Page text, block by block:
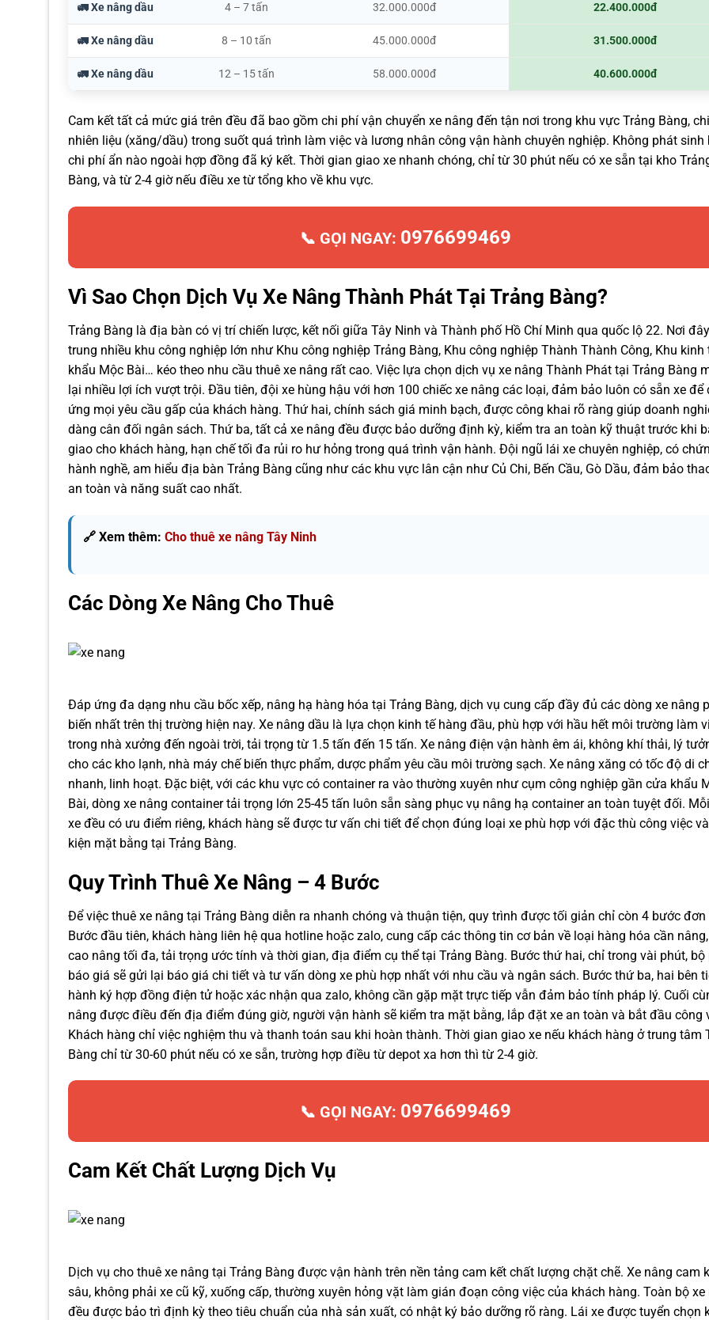
🚛 Xe nâng dầu 4 – 7 tấn 32.000.000đ 22.400.000đ
🚛 Xe nâng dầu 8 – 10 tấn 45.000.000đ 31.500.000đ
🚛 Xe nâng dầu 12 – 15 tấn 58.000.000đ 40.600.000đ
Cam kết tất cả mức giá trên đều đã bao gồm chi phí vận chuyển xe nâng đến tận nơi trong khu vực Trảng Bàng,
nhiên liệu (xăng/dầu) trong suốt quá trình làm việc và lương nhân công vận hành chuyên nghiệp. Không phát sinh
chi phí ẩn nào ngoài hợp đồng đã ký kết. Thời gian giao xe nhanh chóng, chỉ từ 30 phút nếu có xe sẵn tại kho
Bàng, và từ 2-4 giờ nếu điều xe từ tổng kho về khu vực.
📞 GỌI NGAY: 0976699469
Vì Sao Chọn Dịch Vụ Xe Nâng Thành Phát Tại Trảng Bàng?
Trảng Bàng là địa bàn có vị trí chiến lược, kết nối giữa Tây Ninh và Thành phố Hồ Chí Minh qua quốc lộ 22. Nơi
trung nhiều khu công nghiệp lớn như Khu công nghiệp Trảng Bàng, Khu công nghiệp Thành Thành Công, Khu kinh
khẩu Mộc Bài… kéo theo nhu cầu thuê xe nâng rất cao. Việc lựa chọn dịch vụ xe nâng Thành Phát tại Trảng Bàng
lại nhiều lợi ích vượt trội. Đầu tiên, đội xe hùng hậu với hơn 100 chiếc xe nâng các loại, đảm bảo luôn có sẵn xe để
ứng mọi yêu cầu gấp của khách hàng. Thứ hai, chính sách giá minh bạch, được công khai rõ ràng giúp doanh
dàng cân đối ngân sách. Thứ ba, tất cả xe nâng đều được bảo dưỡng định kỳ, kiểm tra an toàn kỹ thuật trước khi
giao cho khách hàng, hạn chế tối đa rủi ro hư hỏng trong quá trình vận hành. Đội ngũ lái xe chuyên nghiệp, có
hành nghề, am hiểu địa bàn Trảng Bàng cũng như các khu vực lân cận như Củ Chi, Bến Cầu, Gò Dầu, đảm bảo
an toàn và năng suất cao nhất.
🔗 Xem thêm: Cho thuê xe nâng Tây Ninh
Các Dòng Xe Nâng Cho Thuê
Đáp ứng đa dạng nhu cầu bốc xếp, nâng hạ hàng hóa tại Trảng Bàng, dịch vụ cung cấp đầy đủ các dòng xe nâng
biến nhất trên thị trường hiện nay. Xe nâng dầu là lựa chọn kinh tế hàng đầu, phù hợp với hầu hết môi trường làm
trong nhà xưởng đến ngoài trời, tải trọng từ 1.5 tấn đến 15 tấn. Xe nâng điện vận hành êm ái, không khí thải, lý
cho các kho lạnh, nhà máy chế biến thực phẩm, dược phẩm yêu cầu môi trường sạch. Xe nâng xăng có tốc độ di
nhanh, linh hoạt. Đặc biệt, với các khu vực có container ra vào thường xuyên như cụm công nghiệp gần cửa khẩu
Bài, dòng xe nâng container tải trọng lớn 25-45 tấn luôn sẵn sàng phục vụ nâng hạ container an toàn tuyệt đối.
xe đều có ưu điểm riêng, khách hàng sẽ được tư vấn chi tiết để chọn đúng loại xe phù hợp với đặc thù công việc
kiện mặt bằng tại Trảng Bàng.
Quy Trình Thuê Xe Nâng – 4 Bước
Để việc thuê xe nâng tại Trảng Bàng diễn ra nhanh chóng và thuận tiện, quy trình được tối giản chỉ còn 4 bước đơn
Bước đầu tiên, khách hàng liên hệ qua hotline hoặc zalo, cung cấp các thông tin cơ bản về loại hàng hóa cần
cao nâng tối đa, tải trọng ước tính và thời gian, địa điểm cụ thể tại Trảng Bàng. Bước thứ hai, chỉ trong vài phút, bộ
báo giá sẽ gửi lại báo giá chi tiết và tư vấn dòng xe phù hợp nhất với nhu cầu và ngân sách. Bước thứ ba, hai bên
hành ký hợp đồng điện tử hoặc xác nhận qua zalo, không cần gặp mặt trực tiếp vẫn đảm bảo tính pháp lý. Cuối
nâng được điều đến địa điểm đúng giờ, người vận hành sẽ kiểm tra mặt bằng, lắp đặt xe an toàn và bắt đầu công
Khách hàng chỉ việc nghiệm thu và thanh toán sau khi hoàn thành. Thời gian giao xe nếu khách hàng ở trung tâm
Bàng chỉ từ 30-60 phút nếu có xe sẵn, trường hợp điều từ depot xa hơn thì từ 2-4 giờ.
📞 GỌI NGAY: 0976699469
Cam Kết Chất Lượng Dịch Vụ
Dịch vụ cho thuê xe nâng tại Trảng Bàng được vận hành trên nền tảng cam kết chất lượng chặt chẽ. Xe nâng cam
sâu, không phải xe cũ kỹ, xuống cấp, thường xuyên hỏng vặt làm gián đoạn công việc của khách hàng. Toàn bộ xe
đều được bảo trì định kỳ theo tiêu chuẩn của nhà sản xuất, có nhật ký bảo dưỡng rõ ràng. Lái xe được tuyển chọn